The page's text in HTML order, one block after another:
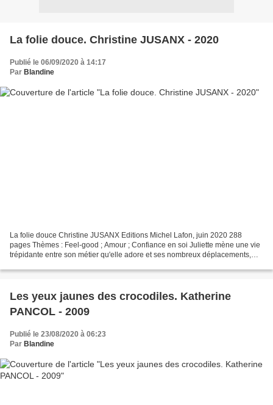
La folie douce. Christine JUSANX - 2020
Publié le 06/09/2020 à 14:17
Par Blandine
La folie douce Christine JUSANX Editions Michel Lafon, juin 2020 288
pages Thèmes : Feel-good ; Amour ; Confiance en soi Juliette mène une vie
trépidante entre son métier qu'elle adore et ses nombreux déplacements,
Les yeux jaunes des crocodiles. Katherine
PANCOL - 2009
Publié le 23/08/2020 à 06:23
Par Blandine